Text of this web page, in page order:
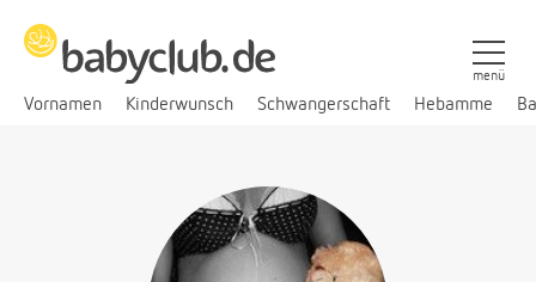
Vornamen Kinderwunsch Schwangerschaft Hebamme
menü